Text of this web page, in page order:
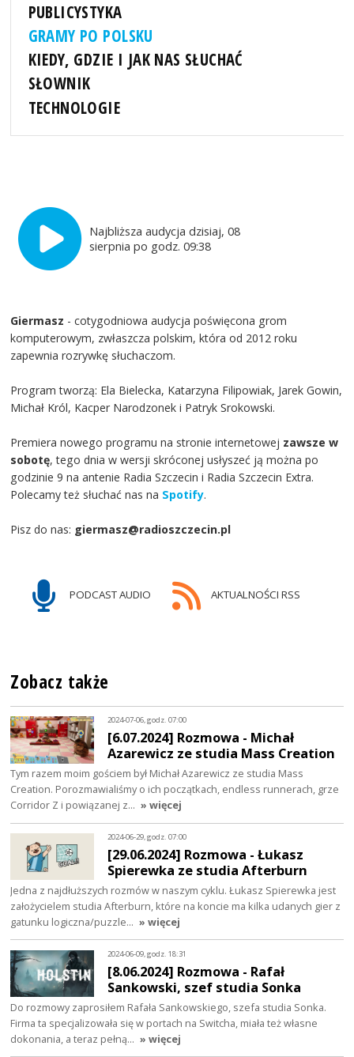
PUBLICYSTYKA
GRAMY PO POLSKU
KIEDY, GDZIE I JAK NAS SŁUCHAĆ
SŁOWNIK
TECHNOLOGIE
Najbliższa audycja dzisiaj, 08
sierpnia po godz. 09:38
Giermasz - cotygodniowa audycja poświęcona grom
komputerowym, zwłaszcza polskim, która od 2012 roku
zapewnia rozrywkę słuchaczom.
Program tworzą: Ela Bielecka, Katarzyna Filipowiak, Jarek Gowin,
Michał Król, Kacper Narodzonek i Patryk Srokowski.
Premiera nowego programu na stronie internetowej zawsze w
sobotę, tego dnia w wersji skróconej usłyszeć ją można po
godzinie 9 na antenie Radia Szczecin i Radia Szczecin Extra.
Polecamy też słuchać nas na Spotify.
Pisz do nas: giermasz@radioszczecin.pl
PODCAST AUDIO AKTUALNOŚCI RSS
Zobacz także
2024-07-06, godz. 07:00
[6.07.2024] Rozmowa - Michał
Azarewicz ze studia Mass Creation
Tym razem moim gościem był Michał Azarewicz ze studia Mass
Creation. Porozmawialiśmy o ich początkach, endless runnerach, grze
Corridor Z i powiązanej z… » więcej
2024-06-29, godz. 07:00
[29.06.2024] Rozmowa - Łukasz
Spierewka ze studia Afterburn
Jedna z najdłuższych rozmów w naszym cyklu. Łukasz Spierewka jest
założycielem studia Afterburn, które na koncie ma kilka udanych gier z
gatunku logiczna/puzzle… » więcej
2024-06-09, godz. 18:31
[8.06.2024] Rozmowa - Rafał
Sankowski, szef studia Sonka
Do rozmowy zaprosiłem Rafała Sankowskiego, szefa studia Sonka.
Firma ta specjalizowała się w portach na Switcha, miała też własne
dokonania, a teraz pełną… » więcej